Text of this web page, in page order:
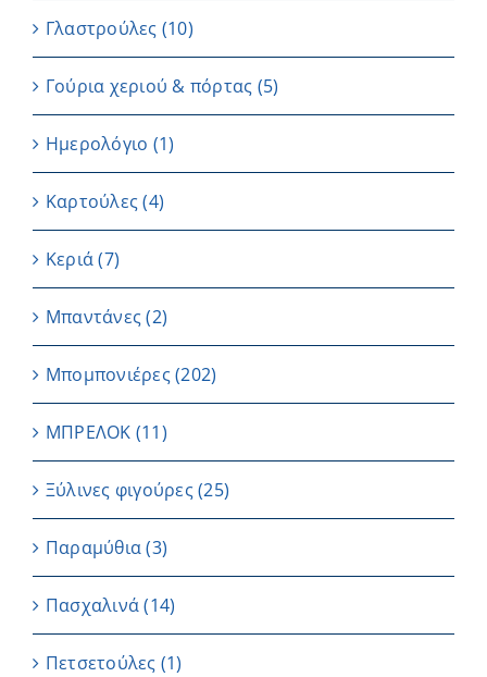
Γλαστρούλες (10)
Γούρια χεριού & πόρτας (5)
Ημερολόγιο (1)
Καρτούλες (4)
Κεριά (7)
Μπαντάνες (2)
Μπομπονιέρες(202)
ΜΠΡΕΛΟΚ (11)
Ξύλινες φιγούρες(25)
Παραμύθια (3)
Πασχαλινά (14)
Πετσετούλες (1)